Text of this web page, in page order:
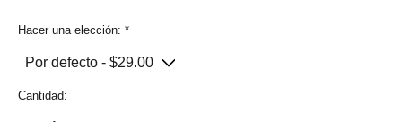
Hacer una elección: *
Cantidad: